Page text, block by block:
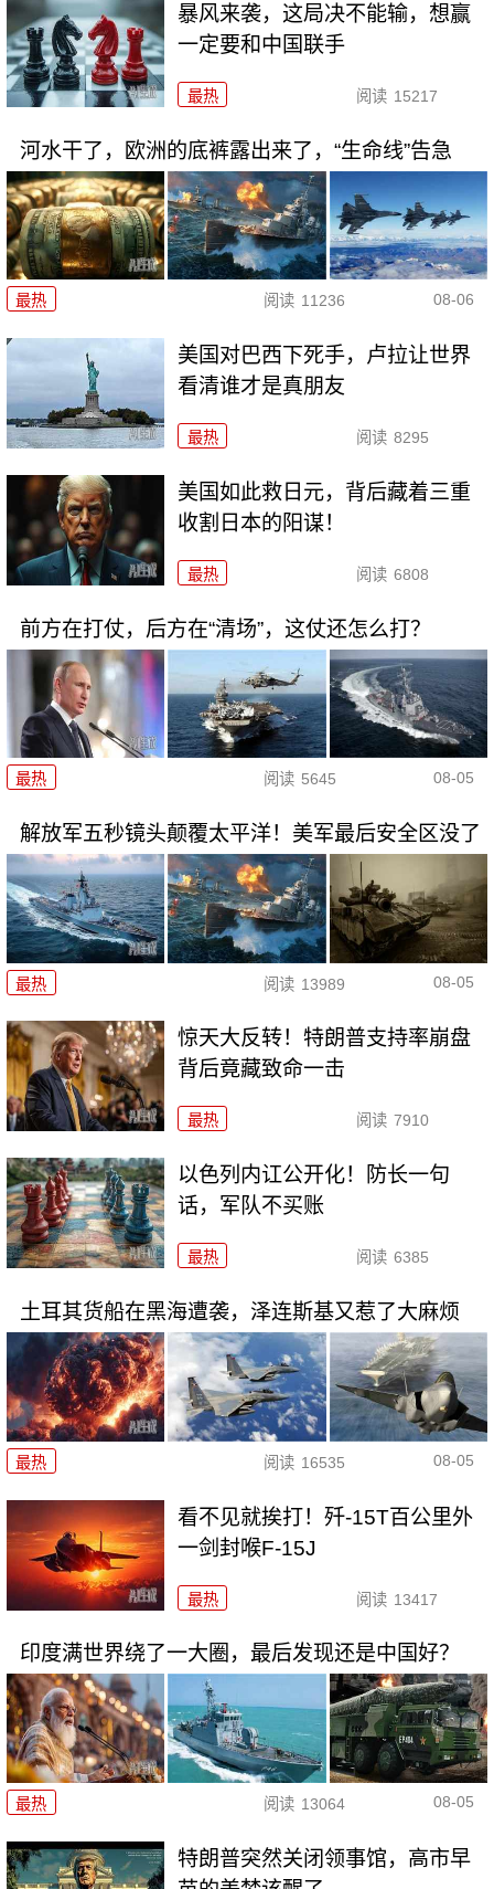
暴风来袭，这局决不能输，想赢
一定要和中国联手
最热 阅读 15217
河水干了，欧洲的底裤露出来了，“生命线”告急
最热 阅读 11236 08-06
美国对巴西下死手，卢拉让世界
看清谁才是真朋友
最热 阅读 8295
美国如此救日元，背后藏着三重
收割日本的阳谋！
最热 阅读 6808
前方在打仗，后方在“清场”，这仗还怎么打？
最热 阅读 5645 08-05
解放军五秒镜头颠覆太平洋！美军最后安全区没了
最热 阅读 13989 08-05
惊天大反转！特朗普支持率崩盘
背后竟藏致命一击
最热 阅读 7910
以色列内讧公开化！防长一句
话，军队不买账
最热 阅读 6385
土耳其货船在黑海遭袭，泽连斯基又惹了大麻烦
最热 阅读 16535 08-05
看不见就挨打！歼-15T百公里外
一剑封喉F-15J
最热 阅读 13417
印度满世界绕了一大圈，最后发现还是中国好？
最热 阅读 13064 08-05
特朗普突然关闭领事馆，高市早